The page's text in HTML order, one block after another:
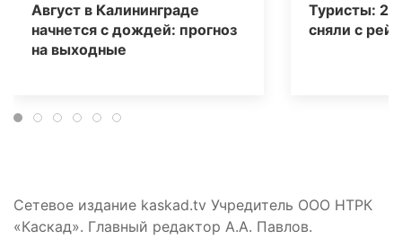
Август в Калининграде
начнется с дождей: прогноз
на выходные
Туристы: 20
сняли с
Сетевое издание kaskad.tv Учредитель ООО НТРК
«Каскад». Главный редактор А.А. Павлов.